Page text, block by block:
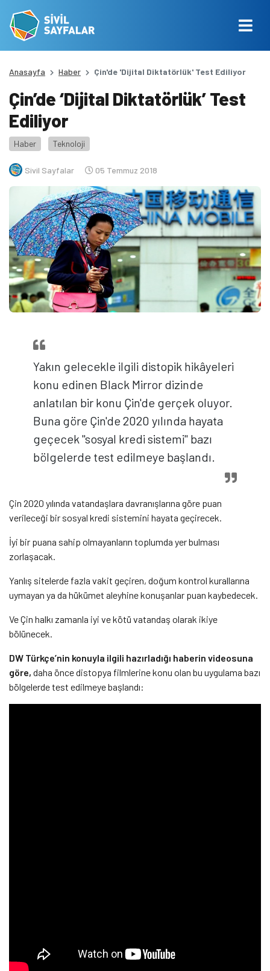
Anasayfa Haber Çin'de 'Dijital Diktatörlük' Test Ediliyor
Çin’de ‘Dijital Diktatörlük’ Test
Ediliyor
Haber Teknoloji
Sivil Sayfalar 05 Temmuz 2018
Yakın gelecekle ilgili distopik hikâyeleri
konu edinen Black Mirror dizinde
anlatılan bir konu Çin'de gerçek oluyor.
Buna göre Çin'de 2020 yılında hayata
geçecek "sosyal kredi sistemi" bazı
bölgelerde test edilmeye başlandı.
Çin 2020 yılında vatandaşlara davranışlarına göre puan
verileceği bir sosyal kredi sistemini hayata geçirecek.
İyi bir puana sahip olmayanların toplumda yer bulması
zorlaşacak.
Yanlış sitelerde fazla vakit geçiren, doğum kontrol kurallarına
uymayan ya da hükümet aleyhine konuşanlar puan kaybedecek.
Ve Çin halkı zamanla iyi ve kötü vatandaş olarak ikiye
bölünecek.
DW Türkçe’nin konuyla ilgili hazırladığı haberin videosuna
göre, daha önce distopya filmlerine konu olan bu uygulama bazı
bölgelerde test edilmeye başlandı: